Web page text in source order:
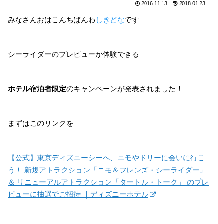
2016.11.13 2018.01.23
みなさんおはこんちばんわ しきどなです
シーライダーのプレビューが体験できる
ホテル宿泊者限定のキャンペーンが発表されました！
まずはこのリンクを
【公式】東京ディズニーシーへ、ニモやドリーに会いに行こ
う！ 新規アトラクション「ニモ＆フレンズ・シーライダー」
＆ リニューアルアトラクション「タートル・トーク」 のプレ
ビューに抽選でご招待 ｜ディズニーホテル